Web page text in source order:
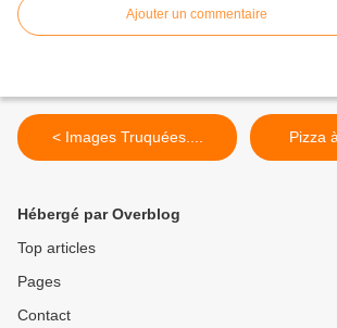
Ajouter un commentaire
< Images Truquées....
Hébergé par Overblog
Top articles
Pages
Contact